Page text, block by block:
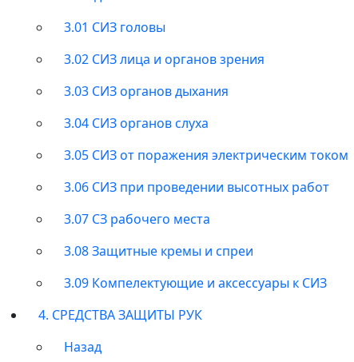
3.01 СИЗ головы
3.02 СИЗ лица и органов зрения
3.03 СИЗ органов дыхания
3.04 СИЗ органов слуха
3.05 СИЗ от поражения электрическим током
3.06 СИЗ при проведении высотных работ
3.07 СЗ рабочего места
3.08 Защитные кремы и спреи
3.09 Компелектующие и аксессуары к СИЗ
4. СРЕДСТВА ЗАЩИТЫ РУК
Назад